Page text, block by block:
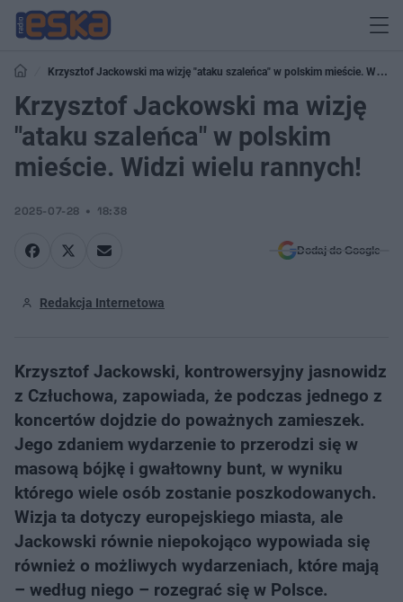
Krzysztof Jackowski ma wizję "ataku szaleńca" w polskim mieście. Widzi
wielu rannych!
Krzysztof Jackowski ma wizję
"ataku szaleńca" w polskim
mieście. Widzi wielu rannych!
2025-07-28 18:38
Dodaj do Google
Redakcja Internetowa
Krzysztof Jackowski, kontrowersyjny jasnowidz
z Człuchowa, zapowiada, że podczas jednego z
koncertów dojdzie do poważnych zamieszek.
Jego zdaniem wydarzenie to przerodzi się w
masową bójkę i gwałtowny bunt, w wyniku
którego wiele osób zostanie poszkodowanych.
Wizja ta dotyczy europejskiego miasta, ale
Jackowski równie niepokojąco wypowiada się
również o możliwych wydarzeniach, które mają
– według niego – rozegrać się w Polsce.